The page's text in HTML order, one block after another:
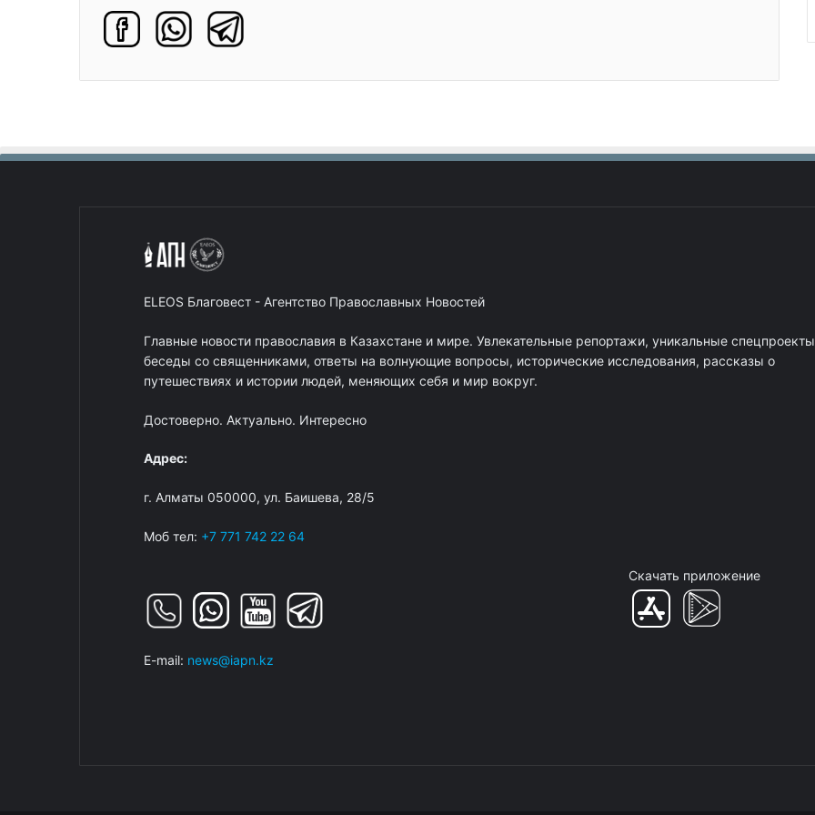
ELEOS Благовест - Агентство Православных Новостей
Главные новости православия в Казахстане и мире. Увлекательные репортажи, уникальные
беседы со священниками, ответы на волнующие вопросы, исторические исследования, рассказы о
путешествиях и истории людей, меняющих себя и мир вокруг.
Достоверно. Актуально. Интересно
Адрес:
г. Алматы 050000, ул. Баишева, 28/5
Моб тел: +7 771 742 22 64
Скачать приложение
E-mail: news@iapn.kz